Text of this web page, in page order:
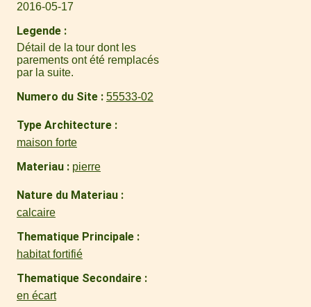
2016-05-17
Legende
Détail de la tour dont les
parements ont été remplacés
par la suite.
Numero du Site 55533-02
Type Architecture
maison forte
Materiau pierre
Nature du Materiau
calcaire
Thematique Principale
habitat fortifié
Thematique Secondaire
en écart